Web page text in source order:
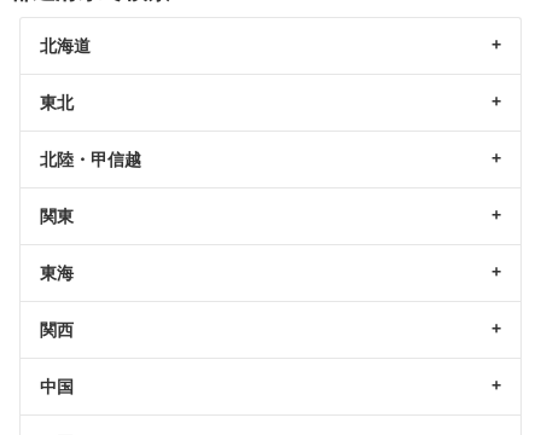
北海道
東北
北陸・甲信越
関東
東海
関西
中国